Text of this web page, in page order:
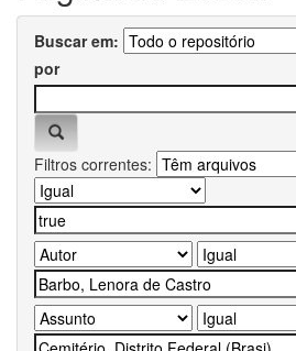
Buscar em:
por
Filtros correntes: